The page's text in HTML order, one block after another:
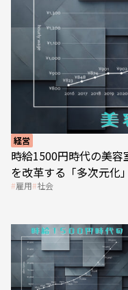
経営
時給1500円時代の美
を改革する「多次元化」
雇用 社会